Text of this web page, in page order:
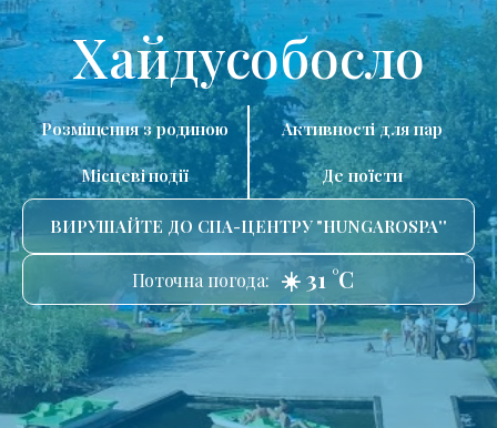
Хайдусобосло
Розміщення з родиною Активності для пар
Місцеві події Де поїсти
ВИРУШАЙТЕ ДО СПА-ЦЕНТРУ "HUNGAROSPA''
Поточна погода: ☀️ 31 °C